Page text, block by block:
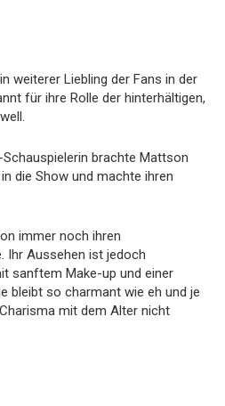
weiterer Liebling der Fans in der
für ihre Rolle der hinterhältigen,
brachte Mattson
die Show und machte ihren
immer noch ihren
Ihr Aussehen ist jedoch
sanftem Make-up und einer
bleibt so charmant wie eh und je
mit dem Alter nicht